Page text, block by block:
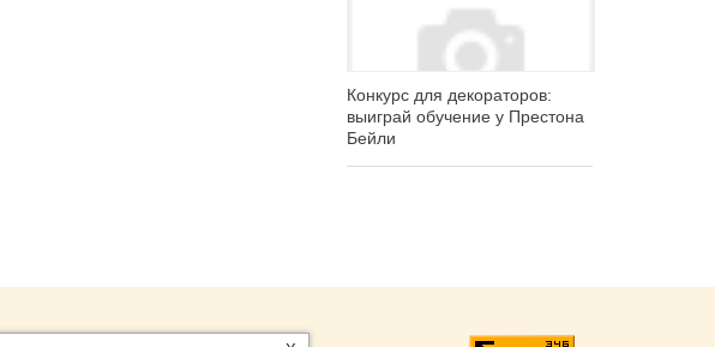
Конкурс для декораторов:
выиграй обучение у Престона
Бейли